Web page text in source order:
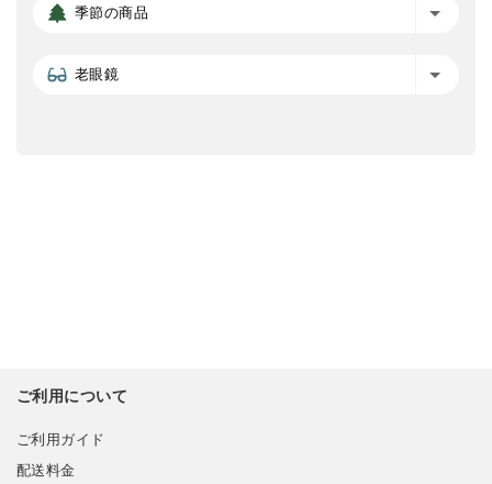
季節の商品
老眼鏡
ご利用について
ご利用ガイド
配送料金